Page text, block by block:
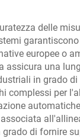
delle
europee o
una
in grado
complessi per
di fornire